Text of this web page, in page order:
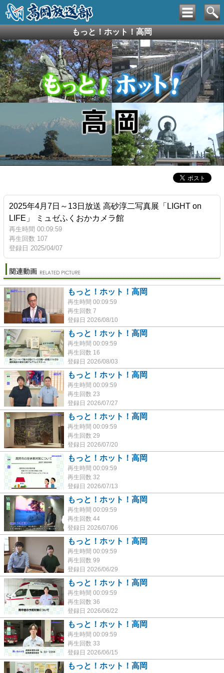
もっと！ホット！高岡
2025年4月7日～13日放送 高砂淳二写真展「LIGHT on
LIFE」 ミュゼふくおかカメラ館
再生時間 00:09:59
再生回数 107
登録日 2025/04/07
もっと！ホット！高岡
再生時間 00:09:59
再生回数 7
登録日 2026/08/10
もっと！ホット！高岡
再生時間 00:09:59
再生回数 16
登録日 2026/08/03
もっと！ホット！高岡
再生時間 00:09:59
再生回数 23
登録日 2026/07/27
もっと！ホット！高岡
再生時間 00:09:59
再生回数 29
登録日 2026/07/20
もっと！ホット！高岡
再生時間 00:09:59
再生回数 32
登録日 2026/07/13
もっと！ホット！高岡
再生時間 00:09:59
再生回数 44
登録日 2026/07/06
もっと！ホット！高岡
再生時間 00:09:59
再生回数 99
登録日 2026/06/29
もっと！ホット！高岡
再生時間 00:09:59
再生回数 36
登録日 2026/06/22
もっと！ホット！高岡
再生時間 00:09:59
再生回数 33
登録日 2026/06/15
もっと！ホット！高岡